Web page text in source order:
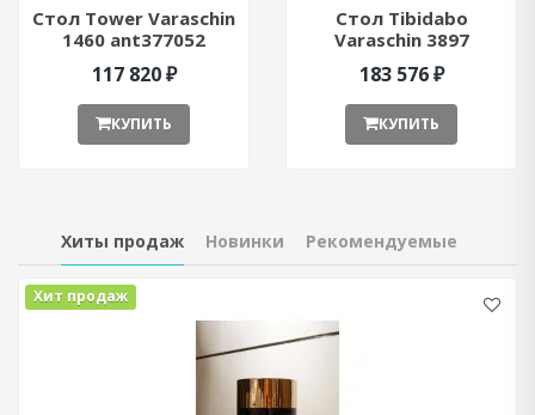
Стол Tower Varaschin
1460 ant377052
117 820 ₽
КУПИТЬ
Стол Tibidabo
Varaschin 3897
ant377051
183 576 ₽
КУПИТЬ
Хиты продаж Новинки Рекомендуемые
Хит продаж